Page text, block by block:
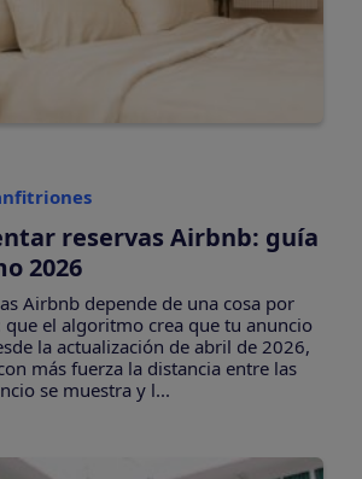
reservas Airbnb: guía
2026
Airbnb depende de una cosa por
que el algoritmo crea que tu anuncio
la actualización de abril de 2026,
más fuerza la distancia entre las
se muestra y l...